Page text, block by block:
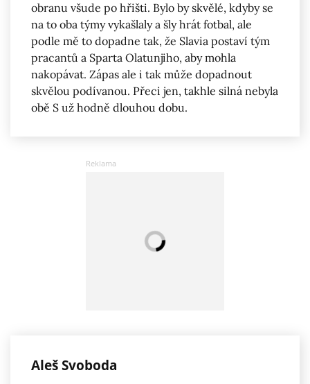
obranu všude po hřišti. Bylo by skvělé, kdyby se
na to oba týmy vykašlaly a šly hrát fotbal, ale
podle mě to dopadne tak, že Slavia postaví tým
pracantů a Sparta Olatunjiho, aby mohla
nakopávat. Zápas ale i tak může dopadnout
skvělou podívanou. Přeci jen, takhle silná nebyla
obě S už hodně dlouhou dobu.
Aleš Svoboda